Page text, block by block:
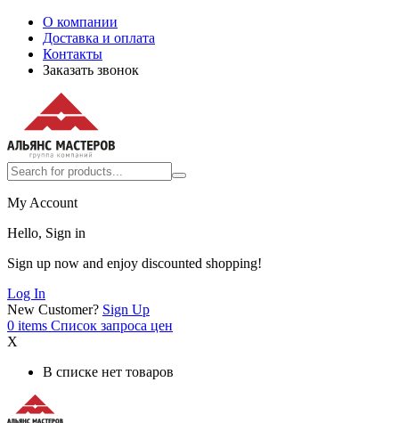
О компании
Доставка и оплата
Контакты
Заказать звонок
My Account
Hello, Sign in
Sign up now and enjoy discounted shopping!
Log In
New Customer? Sign Up
0 items Список запроса цен
X
В списке нет товаров